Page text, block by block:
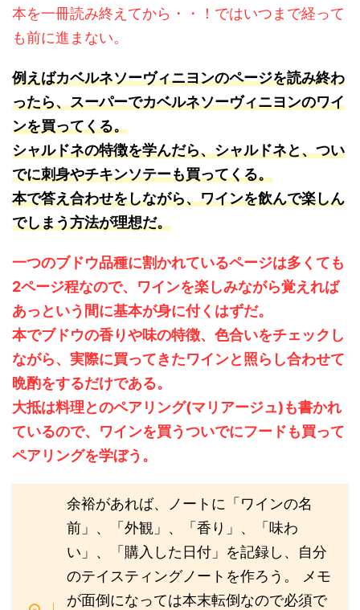
本を一冊読み終えてから・・！ではいつまで経って
も前に進まない。
例えばカベルネソーヴィニヨンのページを読み終わ
ったら、スーパーでカベルネソーヴィニヨンのワイ
ンを買ってくる。
シャルドネの特徴を学んだら、シャルドネと、つい
でに刺身やチキンソテーも買ってくる。
本で答え合わせをしながら、ワインを飲んで楽しん
でしまう方法が理想だ。
一つのブドウ品種に割かれているページは多くても
2ページ程なので、ワインを楽しみながら覚えれば
あっという間に基本が身に付くはずだ。
本でブドウの香りや味の特徴、色合いをチェックし
ながら、実際に買ってきたワインと照らし合わせて
晩酌をするだけである。
大抵は料理とのペアリング(マリアージュ)も書かれ
ているので、ワインを買うついでにフードも買って
ペアリングを学ぼう。
余裕があれば、ノートに「ワインの名
前」、「外観」、「香り」、「味わ
い」、「購入した日付」を記録し、自分
のテイスティングノートを作ろう。 メモ
が面倒になっては本末転倒なので必須で